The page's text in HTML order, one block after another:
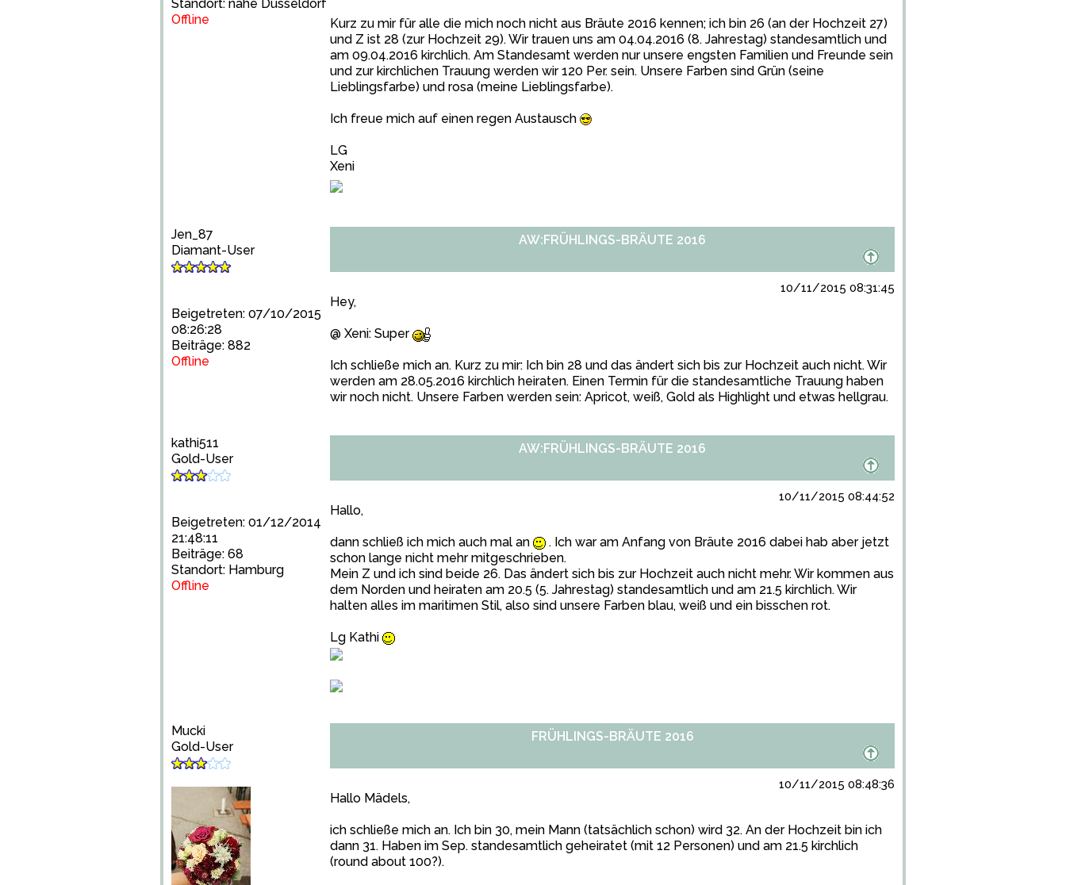
Standort: nähe Düsseldorf
Offline
Kurz zu mir für alle die mich noch nicht aus Bräute 2016 kennen; ich bin 26 (an der Hochzeit 27)
und Z ist 28 (zur Hochzeit 29). Wir trauen uns am 04.04.2016 (8. Jahrestag) standesamtlich und
am 09.04.2016 kirchlich. Am Standesamt werden nur unsere engsten Familien und Freunde sein
und zur kirchlichen Trauung werden wir 120 Per. sein. Unsere Farben sind Grün (seine
Lieblingsfarbe) und rosa (meine Lieblingsfarbe).
Ich freue mich auf einen regen Austausch
LG
Xeni
Jen_87
Diamant-User
Beigetreten: 07/10/2015
08:26:28
Beiträge: 882
Offline
AW:FRÜHLINGS-BRÄUTE 2016
10/11/2015 08:31:45
Hey,
@ Xeni: Super
Ich schließe mich an. Kurz zu mir: Ich bin 28 und das ändert sich bis zur Hochzeit auch nicht. Wir
werden am 28.05.2016 kirchlich heiraten. Einen Termin für die standesamtliche Trauung haben
wirnoch nicht. Unsere Farben werden sein: Apricot, weiß, Gold als Highlight und etwas hellgrau.
kathi511
Gold-User
Beigetreten: 01/12/2014
21:48:11
Beiträge: 68
Standort: Hamburg
Offline
AW:FRÜHLINGS-BRÄUTE 2016
10/11/2015 08:44:52
Hallo,
dann schließ ich mich auch mal an
. Ich war am Anfang von Bräute 2016 dabei hab aber jetzt
schon lange nicht mehr mitgeschrieben.
Mein Z und ich sind beide 26. Das ändert sich bis zur Hochzeit auch nicht mehr. Wir kommen aus
dem Norden und heiraten am 20.5 (5. Jahrestag) standesamtlich und am 21.5 kirchlich. Wir
halten alles im maritimen Stil, also sind unsere Farben blau, weiß und ein bisschen rot.
Lg Kathi
Mucki
Gold-User
FRÜHLINGS-BRÄUTE 2016
10/11/2015 08:48:36
Hallo Mädels,
ich schließe mich an. Ich bin 30, mein Mann (tatsächlich schon) wird 32. An der Hochzeit bin ich
dann 31. Haben im Sep. standesamtlich geheiratet (mit 12 Personen) und am 21.5 kirchlich
(round about 100?).